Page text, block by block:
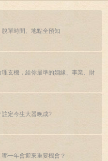
單時間、地點全預知
玄機，給你最準的姻緣、事業、財
定今生大器晚成?
一年會迎來重要機會？